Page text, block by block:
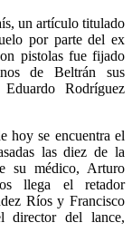
un artículo titulado
por parte del ex
pistolas fue fijado
de Beltrán sus
Rodríguez
hoy se encuentra el
las diez de la
su médico, Arturo
llega el retador
Ríos y Francisco
director del lance,